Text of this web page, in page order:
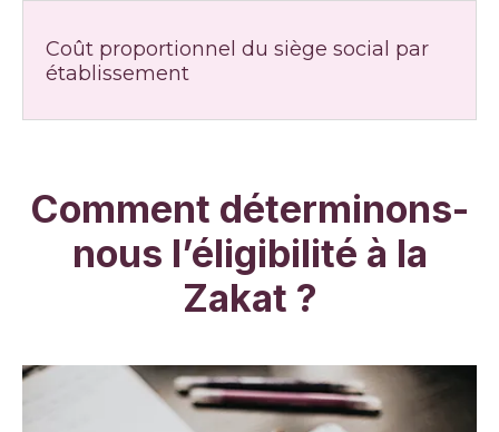
Coût proportionnel du siège social par
établissement
Comment déterminons-
nous l’éligibilité à la
Zakat ?